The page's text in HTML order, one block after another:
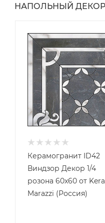
НАПОЛЬНЫЙ ДЕКОР
Керамогранит ID42
Виндзор Декор 1/4
розона 60x60 от
Marazzi (Россия)